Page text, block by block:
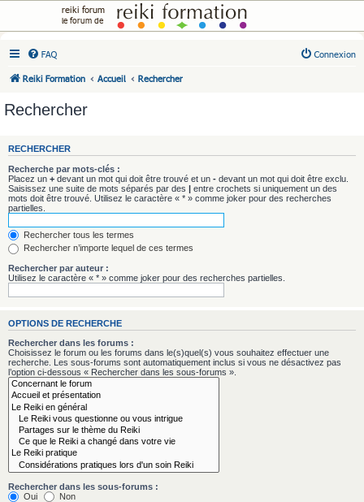
reiki forum
FAQ Connexion
Reiki Formation Accueil Rechercher
Rechercher
RECHERCHER
Recherche par mots-clés :
Placez un + devant un mot qui doit être trouvé et un - devant un mot qui doit être exclu.
Saisissez une suite de mots séparés par des | entre crochets si uniquement un des
mots doit être trouvé. Utilisez le caractère « * » comme joker pour des recherches
partielles.
Rechercher tous les termes
Rechercher n’importe lequel de ces termes
Rechercher par auteur :
Utilisez le caractère « * » comme joker pour des recherches partielles.
OPTIONS DE RECHERCHE
Rechercher dans les forums :
Choisissez le forum ou les forums dans le(s)quel(s) vous souhaitez effectuer une
recherche. Les sous-forums sont automatiquement inclus si vous ne désactivez pas
l’option ci-dessous « Rechercher dans les sous-forums ».
Rechercher dans les sous-forums :
Oui
Non
le forum de